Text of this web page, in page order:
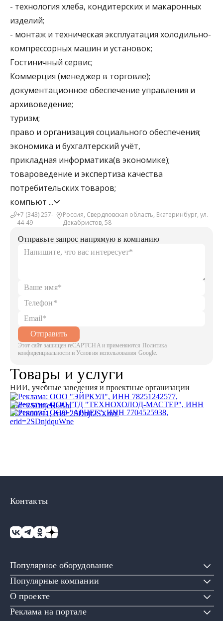
- технология хлеба, кондитерских и макаронных
изделий;
- монтаж и техническая эксплуатация холодильно-
компрессорных машин и установок;
Гостиничный сервис;
Коммерция (менеджер в торговле);
документационное обеспечение управления и
архивоведение;
туризм;
право и организация социального обеспечения;
экономика и бухгалтерский учёт,
прикладная информатика(в экономике);
товароведение и экспертиза качества
потребительских товаров;
компьют ...
+7 (343) 257-
44-49
Россия, Свердловская область, Екатеринбург, ул.
Декабристов, 58
Отправьте запрос напрямую в компанию
Отправить
Этот сайт защищен reCAPTCHA и применяются Политика
конфиденциальности и Условия использования Google.
Товары и услуги
НИИ, учебные заведения и проектные организации
Популярное оборудование
Популярные компании
О проекте
Реклама на портале
Контакты